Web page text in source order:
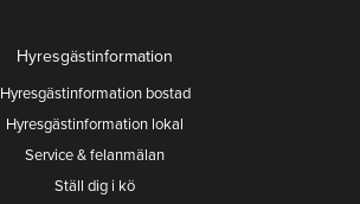
Hyresgästinformation
Hyresgästinformation bostad
Hyresgästinformation lokal
Service & felanmälan
Ställ dig i kö